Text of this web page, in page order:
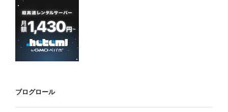
ブログロール